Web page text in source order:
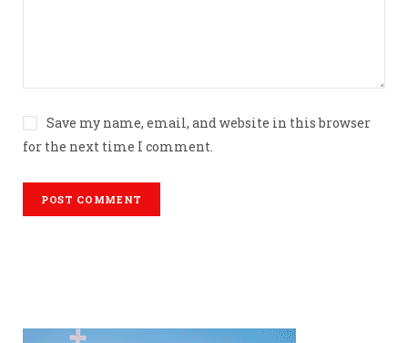
Save my name, email, and website in this browser
for the next time I comment.